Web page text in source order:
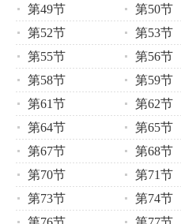
第49节
第50节
第52节
第53节
第55节
第56节
第58节
第59节
第61节
第62节
第64节
第65节
第67节
第68节
第70节
第71节
第73节
第74节